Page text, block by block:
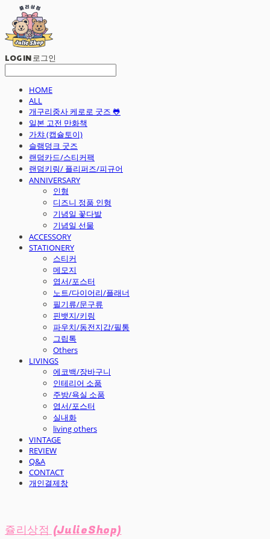
LOG IN로그인
HOME
ALL
개구리중사 케로로 굿즈 🐸
일본 고전 만화책
가챠 (캡슐토이)
슬램덩크 굿즈
랜덤카드/스티커팩
랜덤키링/ 플리퍼즈/피규어
ANNIVERSARY
인형
디즈니 정품 인형
기념일 꽃다발
기념일 선물
ACCESSORY
STATIONERY
스티커
메모지
엽서/포스터
노트/다이어리/플래너
필기류/문구류
핀뱃지/키링
파우치/동전지갑/필통
그립톡
Others
LIVINGS
에코백/장바구니
인테리어 소품
주방/욕실 소품
엽서/포스터
실내화
living others
VINTAGE
REVIEW
Q&A
CONTACT
개인결제창
쥴리상점 (JulieShop)